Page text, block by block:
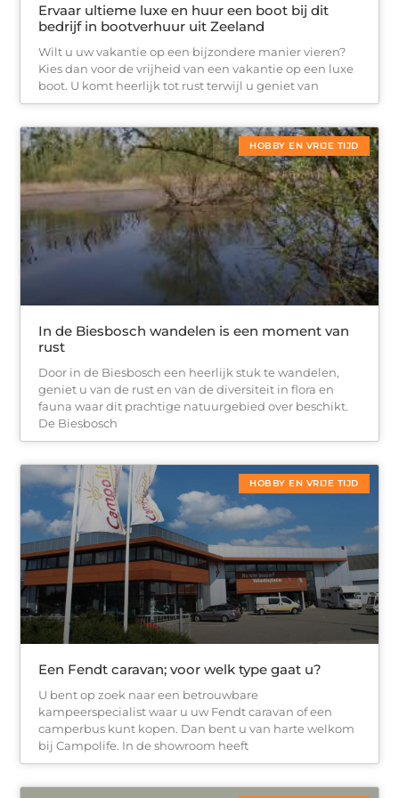
Ervaar ultieme luxe en huur een boot bij dit
bedrijf in bootverhuur uit Zeeland
Wilt u uw vakantie op een bijzondere manier vieren?
Kies dan voor de vrijheid van een vakantie op een luxe
boot. U komt heerlijk tot rust terwijl u geniet van
HOBBY EN VRIJE TIJD
In de Biesbosch wandelen is een moment van
rust
Door in de Biesbosch een heerlijk stuk te wandelen,
geniet u van de rust en van de diversiteit in flora en
fauna waar dit prachtige natuurgebied over beschikt.
De Biesbosch
HOBBY EN VRIJE TIJD
Een Fendt caravan; voor welk type gaat u?
U bent op zoek naar een betrouwbare
kampeerspecialist waar u uw Fendt caravan of een
camperbus kunt kopen. Dan bent u van harte welkom
bij Campolife. In de showroom heeft